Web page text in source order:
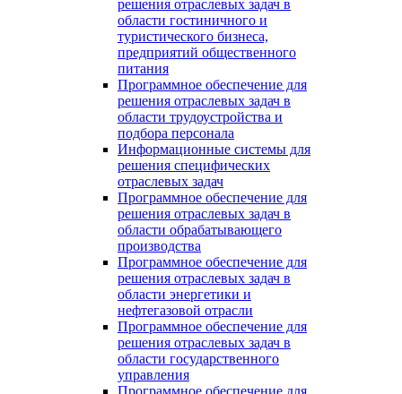
решения отраслевых задач в
области гостиничного и
туристического бизнеса,
предприятий общественного
питания
Программное обеспечение для
решения отраслевых задач в
области трудоустройства и
подбора персонала
Информационные системы для
решения специфических
отраслевых задач
Программное обеспечение для
решения отраслевых задач в
области обрабатывающего
производства
Программное обеспечение для
решения отраслевых задач в
области энергетики и
нефтегазовой отрасли
Программное обеспечение для
решения отраслевых задач в
области государственного
управления